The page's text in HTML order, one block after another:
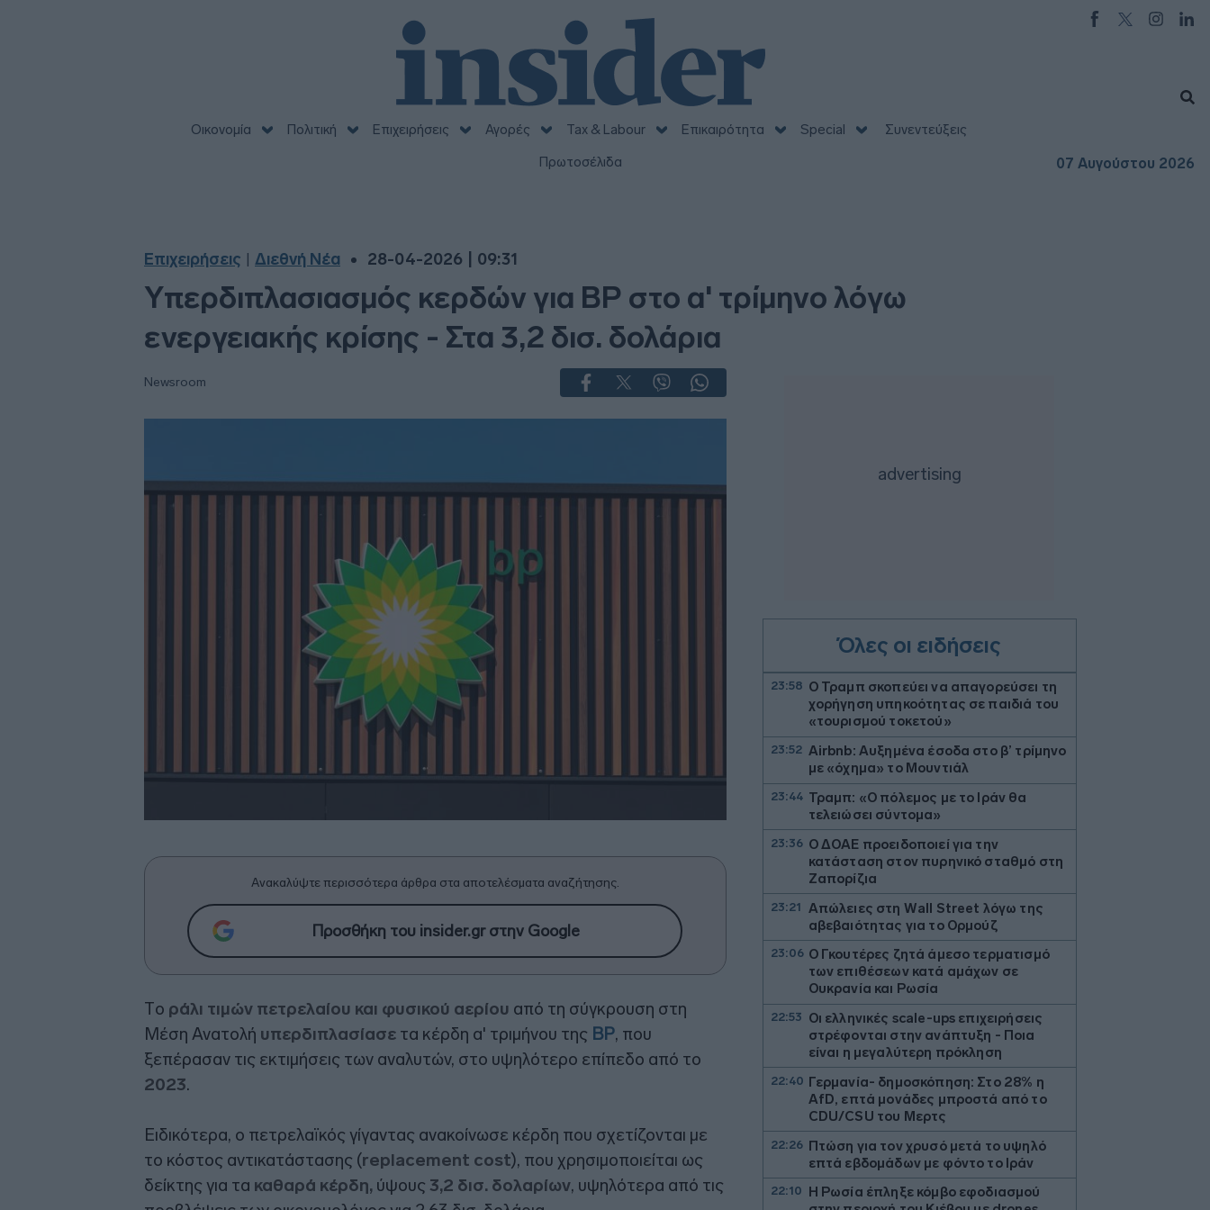
Οικονομία Πολιτική Επιχειρήσεις Αγορές Tax & Labour Επικαιρότητα Special
Συνεντεύξεις
Πρωτοσέλιδα
07 Αυγούστου 2026
Επιχειρήσεις Διεθνή Νέα 28-04-2026 | 09:31
Υπερδιπλασιασμός κερδών για BP στο α' τρίμηνο λόγω
ενεργειακής κρίσης - Στα 3,2 δισ. δολάρια
Newsroom
Ανακαλύψτε περισσότερα άρθρα στα αποτελέσματα αναζήτησης.
Προσθήκη του insider.gr στην Google
Τo ράλι τιμών πετρελαίου και φυσικού αερίου από τη σύγκρουση στη
Μέση Ανατολή υπερδιπλασίασε τα κέρδη α' τριμήνου της BP, που
ξεπέρασαν τις εκτιμήσεις των αναλυτών, στο υψηλότερο επίπεδο από το
2023.
Ειδικότερα, ο πετρελαϊκός γίγαντας ανακοίνωσε κέρδη που σχετίζονται με
το κόστος αντικατάστασης (replacement cost), που χρησιμοποιείται ως
δείκτης για τα καθαρά κέρδη, ύψους 3,2 δισ. δολαρίων, υψηλότερα από τις
Όλες οι ειδήσεις
23:58 Ο Τραμπ σκοπεύει να απαγορεύσει τη
χορήγηση υπηκοότητας σε παιδιά του
«τουρισμού τοκετού»
23:52 Airbnb: Αυξημένα έσοδα στο β’ τρίμηνο
με «όχημα» το Μουντιάλ
23:44 Τραμπ: «Ο πόλεμος με το Ιράν θα
τελειώσει σύντομα»
23:36 Ο ΔΟΑΕ προειδοποιεί για την
κατάσταση στον πυρηνικό σταθμό στη
Ζαπορίζια
23:21
Απώλειες στη Wall Street λόγω της
αβεβαιότητας για το Ορμούζ
23:06 Ο Γκουτέρες ζητά άμεσο τερματισμό
των επιθέσεων κατά αμάχων σε
Ουκρανία και Ρωσία
22:53 Οι ελληνικές scale-ups επιχειρήσεις
στρέφονται στην ανάπτυξη - Ποια
είναι η μεγαλύτερη πρόκληση
22:40 Γερμανία- δημοσκόπηση: Στο 28% η
AfD, επτά μονάδες μπροστά από το
CDU/CSU του Μερτς
22:26 Πτώση για τον χρυσό μετά το υψηλό
επτά εβδομάδων με φόντο το Ιράν
22:10
Η Ρωσία έπληξε κόμβο εφοδιασμού